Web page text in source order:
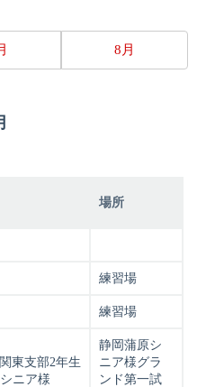
8月
場所
練習場
練習場
東支部2年生
ニア様
静岡蒲原シ
ニア様グラ
ンド第一試